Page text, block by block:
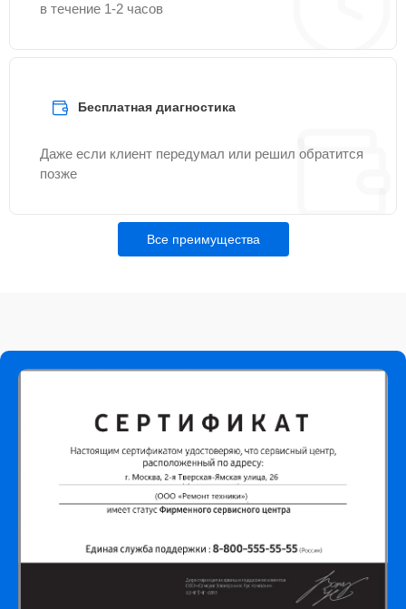
в течение 1-2 часов
Бесплатная диагностика
Даже если клиент передумал или решил обратится
позже
Все преимущества